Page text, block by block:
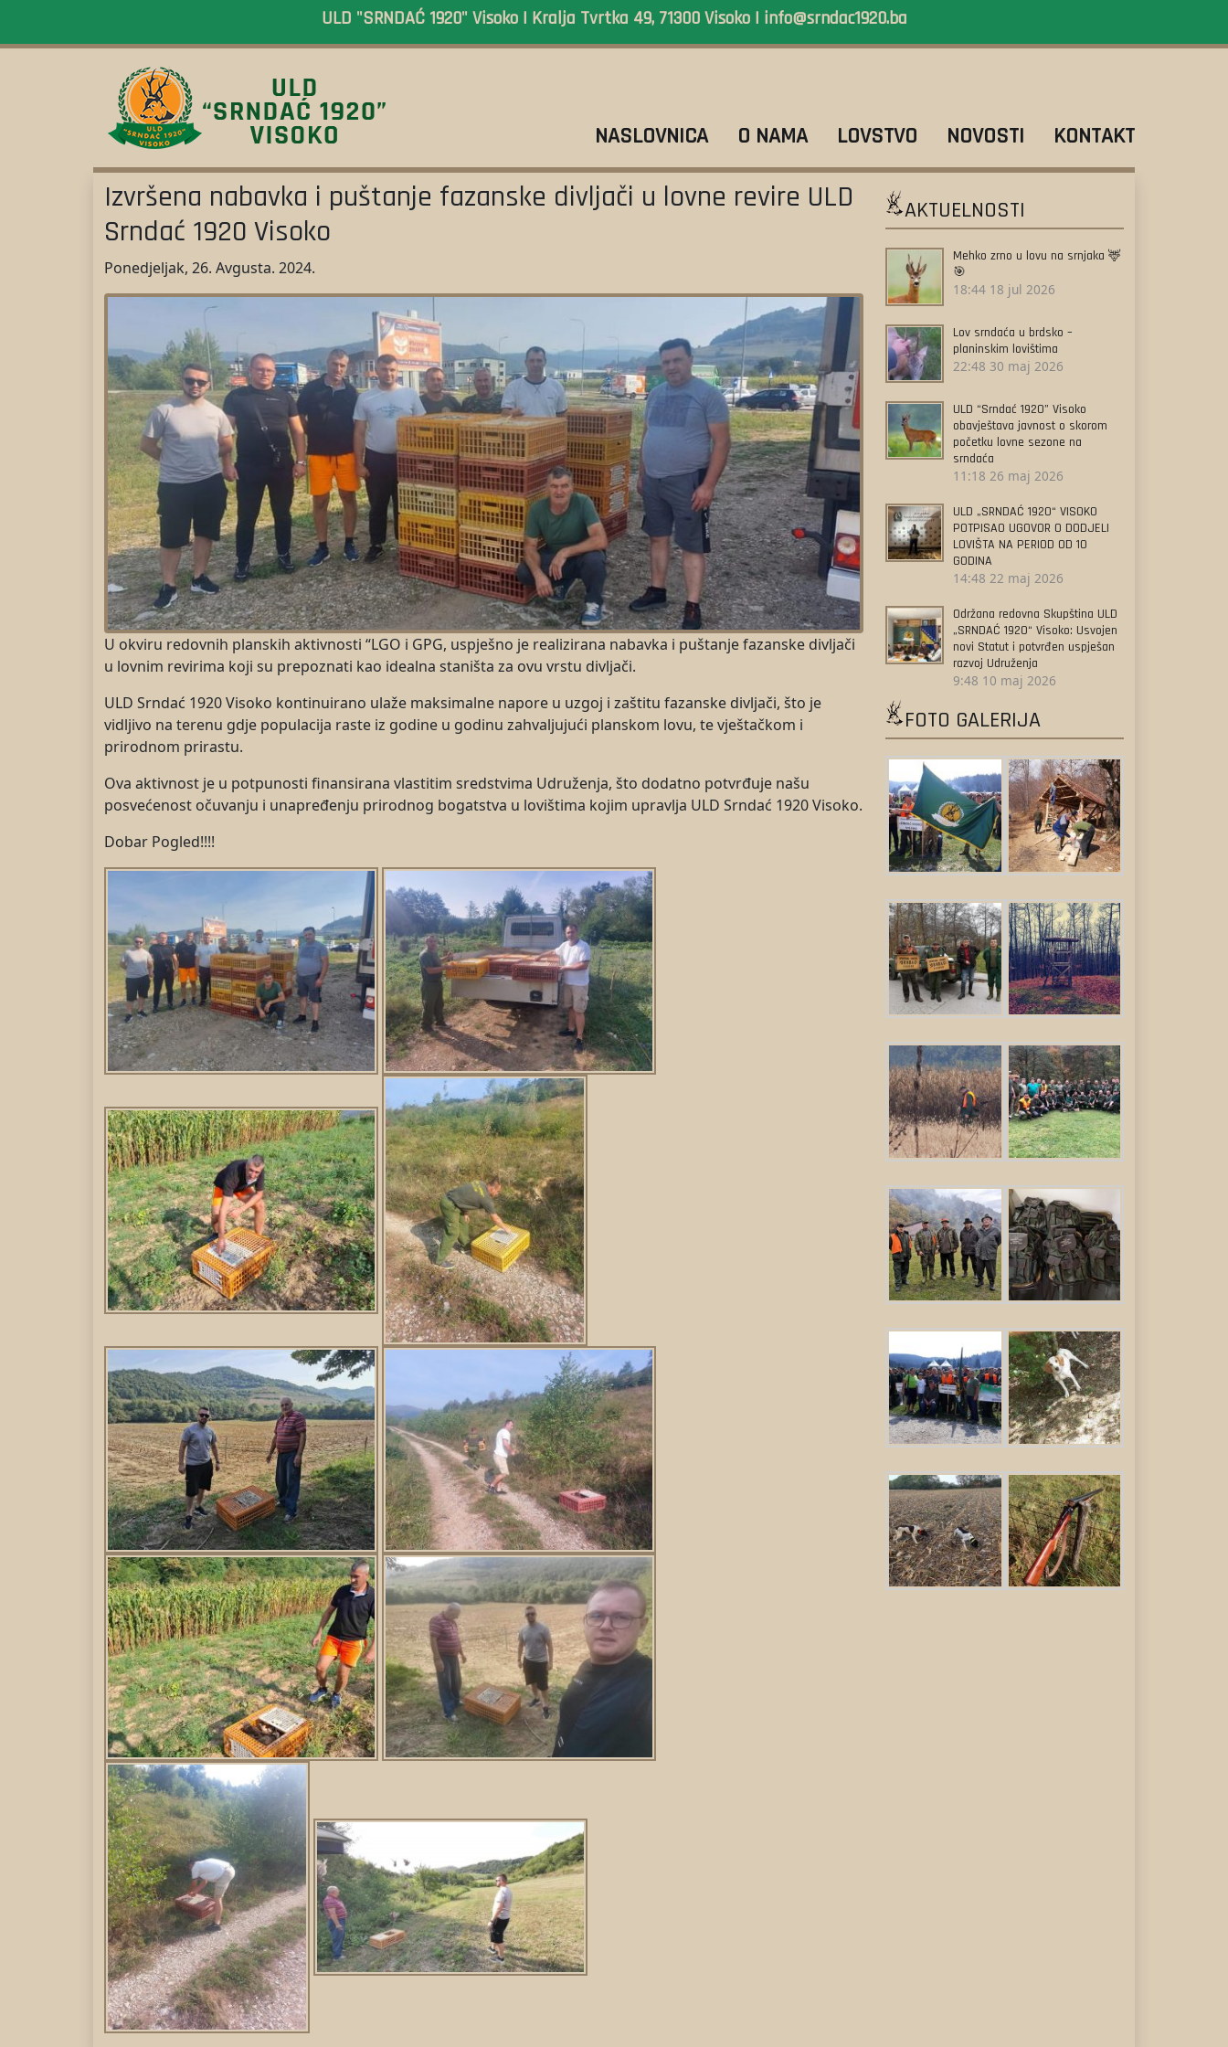
ULD "SRNDAĆ 1920" Visoko | Kralja Tvrtka 49, 71300 Visoko | info@srndac1920.ba
NASLOVNICA O NAMA LOVSTVO NOVOSTI KONTAKT
Izvršena nabavka i puštanje fazanske divljači u lovne revire ULD
Srndać 1920 Visoko
Ponedjeljak, 26. Avgusta. 2024.
U okviru redovnih planskih aktivnosti “LGO i GPG, uspješno je realizirana nabavka i puštanje fazanske divljači
u lovnim revirima koji su prepoznati kao idealna staništa za ovu vrstu divljači.
ULD Srndać 1920 Visoko kontinuirano ulaže maksimalne napore u uzgoj i zaštitu fazanske divljači, što je
vidljivo na terenu gdje populacija raste iz godine u godinu zahvaljujući planskom lovu, te vještačkom i
prirodnom prirastu.
Ova aktivnost je u potpunosti finansirana vlastitim sredstvima Udruženja, što dodatno potvrđuje našu
posvećenost očuvanju i unapređenju prirodnog bogatstva u lovištima kojim upravlja ULD Srndać 1920 Visoko.
Dobar Pogled!!!!
AKTUELNOSTI
Mehko zrno u lovu na srnjaka 🦌
🎯
18:44 18 jul 2026
Lov srndaća u brdsko –
planinskim lovištima
22:48 30 maj 2026
ULD “Srndać 1920” Visoko
obavještava javnost o skorom
početku lovne sezone na
srndaća
11:18 26 maj 2026
ULD „SRNDAĆ 1920“ VISOKO
POTPISAO UGOVOR O DODJELI
LOVIŠTA NA PERIOD OD 10
GODINA
14:48 22 maj 2026
Održana redovna Skupština ULD
„SRNDAĆ 1920“ Visoko: Usvojen
novi Statut i potvrđen uspješan
razvoj Udruženja
9:48 10 maj 2026
FOTO GALERIJA